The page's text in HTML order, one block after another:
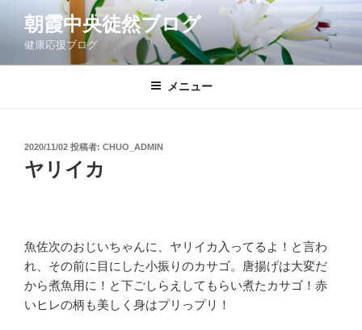
ン
朝霞中央徒然ブログ
健康応援ブログ
メニュー
投
稿
日:
2020/11/02 投稿者: CHUO_ADMIN
ヤリイカ
魚佐次のおじいちゃんに、ヤリイカ入ってるよ！と言わ
れ、その前に目にした小振りのカサゴ。唐揚げは大変だ
から煮魚用に！と下ごしらえしてもらい煮たカサゴ！赤
いヒレの柄も美しく身はプリっプリ！